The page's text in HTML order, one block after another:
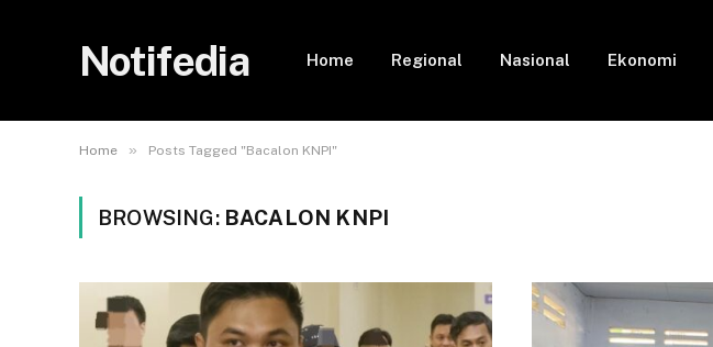
Notifedia Home Regional Nasional Ekonomi
Home » Posts Tagged "Bacalon KNPI"
BROWSING: BACALON KNPI